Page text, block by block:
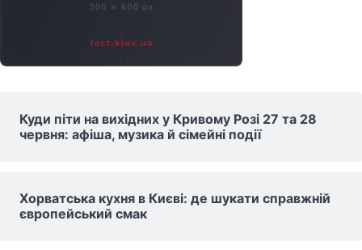
Куди піти на вихідних у Кривому Розі 27 та 28
червня: афіша, музика й сімейні події
Хорватська кухня в Києві: де шукати справжній
європейський смак